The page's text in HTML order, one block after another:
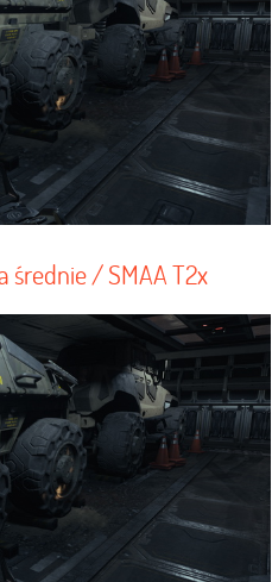
średnie / SMAA T2x